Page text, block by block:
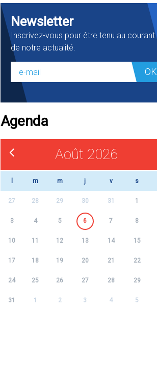
Newsletter
Inscrivez-vous pour être tenu au courant
de notre actualité.
OK
Agenda
Août 2026
m m j v s
27 28 29 30 31 1
3 4 5 6 7 8
10 11 12 13 14 15
17 18 19 20 21 22
24 25 26 27 28 29
31 1 2 3 4 5